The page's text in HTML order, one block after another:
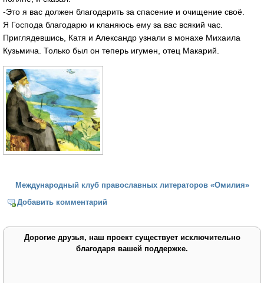
-Это я вас должен благодарить за спасение и очищение своё.
Я Господа благодарю и кланяюсь ему за вас всякий час.
Приглядевшись, Катя и Александр узнали в монахе Михаила
Кузьмича. Только был он теперь игумен, отец Макарий.
Международный клуб православных литераторов «Омилия»
Добавить комментарий
Дорогие друзья, наш проект существует исключительно
благодаря вашей поддержке.